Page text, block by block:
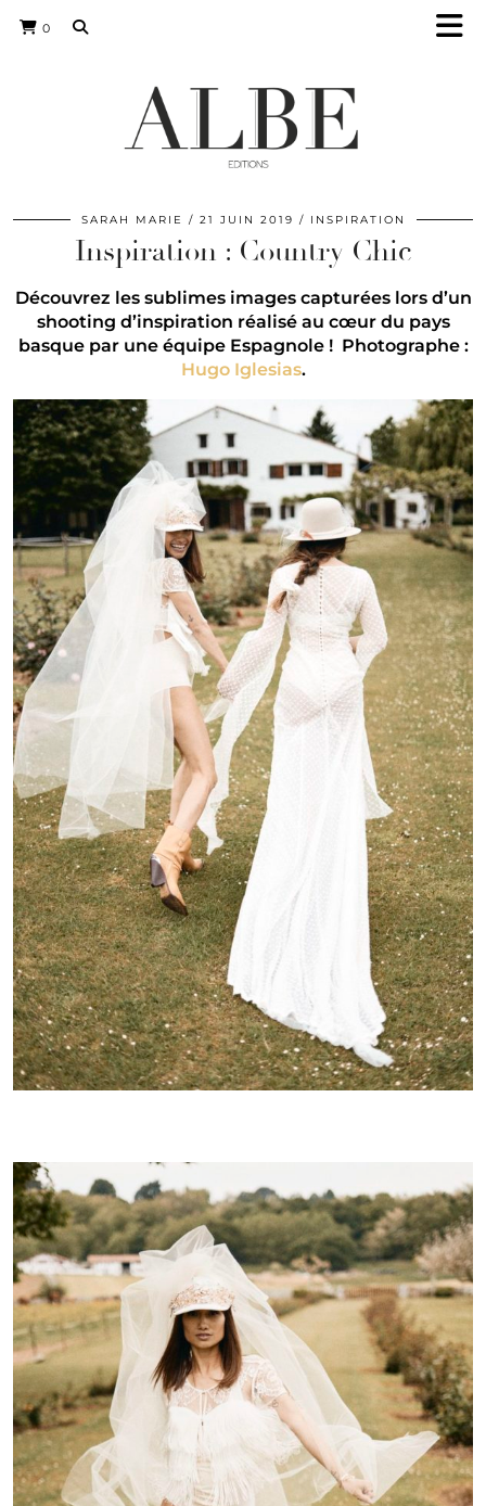
0
SARAH MARIE 21 JUIN 2019 INSPIRATION
Inspiration : Country Chic
Découvrez les sublimes images capturées lors d’un
shooting d’inspiration réalisé au cœur du pays
basque par une équipe Espagnole ! Photographe :
Hugo Iglesias.